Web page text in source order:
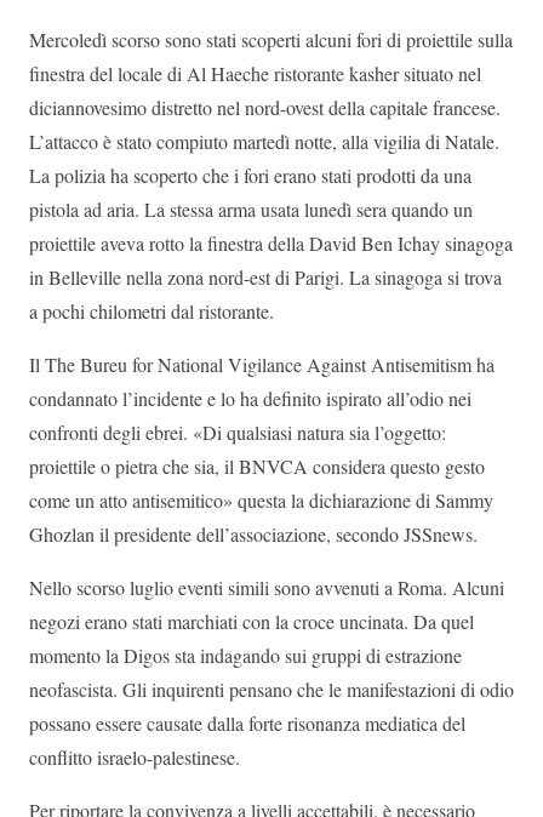
Mercoledì scorso sono stati scoperti alcuni fori di proiettile sulla
finestra del locale di Al Haeche ristorante kasher situato nel
diciannovesimo distretto nel nord-ovest della capitale francese.
L’attacco è stato compiuto martedì notte, alla vigilia di Natale.
La polizia ha scoperto che i fori erano stati prodotti da una
pistola ad aria. La stessa arma usata lunedì sera quando un
proiettile aveva rotto la finestra della David Ben Ichay sinagoga
in Belleville nella zona nord-est di Parigi. La sinagoga si trova
a pochi chilometri dal ristorante.
Il The Bureu for National Vigilance Against Antisemitism ha
condannato l’incidente e lo ha definito ispirato all’odio nei
confronti degli ebrei. «Di qualsiasi natura sia l’oggetto:
proiettile o pietra che sia, il BNVCA considera questo gesto
come un atto antisemitico» questa la dichiarazione di Sammy
Ghozlan il presidente dell’associazione, secondo JSSnews.
Nello scorso luglio eventi simili sono avvenuti a Roma. Alcuni
negozi erano stati marchiati con la croce uncinata. Da quel
momento la Digos sta indagando sui gruppi di estrazione
neofascista. Gli inquirenti pensano che le manifestazioni di odio
possano essere causate dalla forte risonanza mediatica del
conflitto israelo-palestinese.
Per riportare la convivenza a livelli accettabili, è necessario